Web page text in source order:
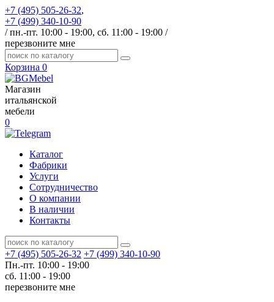
+7 (495) 505-26-32,
+7 (499) 340-10-90
/ пн.-пт. 10:00 - 19:00, сб. 11:00 - 19:00 /
перезвоните мне
Корзина 0
Магазин
итальянской
мебели
0
Каталог
Фабрики
Услуги
Сотрудничество
О компании
В наличии
Контакты
+7 (495) 505-26-32 +7 (499) 340-10-90
Пн.-пт. 10:00 - 19:00
сб. 11:00 - 19:00
перезвоните мне